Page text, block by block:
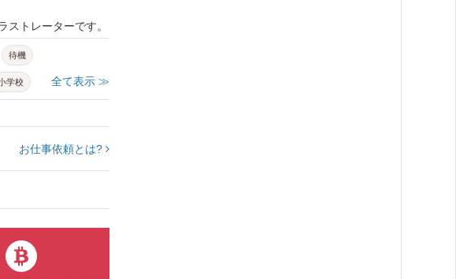
ストレーターです。
待機
学校 全て表示 ≫
お仕事依頼とは?